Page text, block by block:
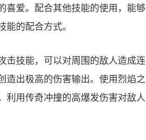
喜爱。配合其他技能的使用，能够
的配合方式。
击技能，可以对周围的敌人造成连
造出极高的伤害输出。使用烈焰之
利用传奇冲撞的高爆发伤害对敌人